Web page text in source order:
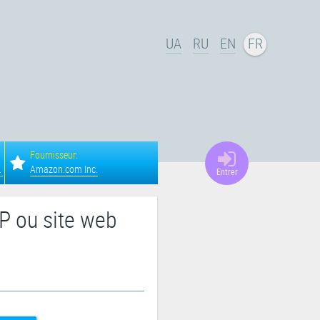
UA RU EN FR
Entrer
Fournisseur:
Amazon.com Inc.
ou site web